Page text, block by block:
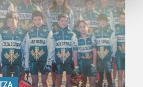
zure datu pertsonalak
IP zenbakia, besteak beste,
adibidez, iragarki eta eduki
iragarkiak eta edukia
informazioa biltzeko eta
Zure datuak nork eta zertarako